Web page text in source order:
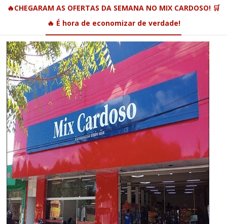
🔥CHEGARAM AS OFERTAS DA SEMANA NO MIX CARDOSO! 🛒
🔥 É hora de economizar de verdade!